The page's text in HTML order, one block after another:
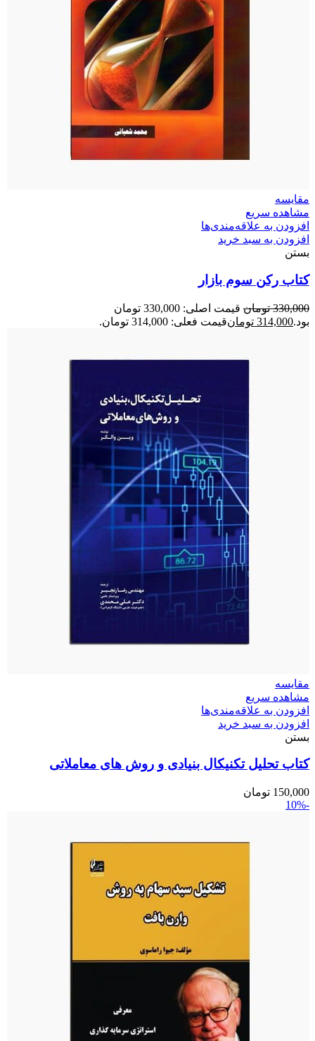
مقایسه
مشاهده سریع
افزودن به علاقه‌مندی‌ها
افزودن به سبد خرید
بستن
کتاب رکن سوم بازار
330,000 تومان
قیمت اصلی: 330,000 تومان
بود.314,000 تومانقیمت فعلی: 314,000 تومان.
مقایسه
مشاهده سریع
افزودن به علاقه‌مندی‌ها
افزودن به سبد خرید
بستن
کتاب تحلیل تکنیکال بنیادی و روش های معاملاتی
150,000 تومان
-10%